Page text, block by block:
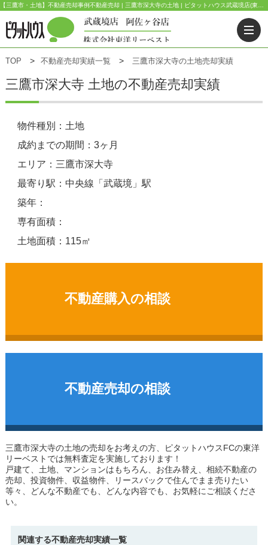
TOP 不動産売却実績一覧 三鷹市深大寺の土地売却実績
三鷹市深大寺 土地の不動産売却実績
物件種別：土地
成約までの期間：3ヶ月
エリア：三鷹市深大寺
最寄り駅：中央線「武蔵境」駅
築年：
専有面積：
土地面積：115㎡
不動産購入の相談
不動産売却の相談
三鷹市深大寺の土地の売却をお考えの方、ピタットハウスFCの東洋
リーベストでは無料査定を実施しております！
戸建て、土地、マンションはもちろん、お住み替え、相続不動産の
売却、投資物件、収益物件、リースバックで住んでまま売りたい
等々、どんな不動産でも、どんな内容でも、お気軽にご相談くださ
い。
関連する不動産売却実績一覧